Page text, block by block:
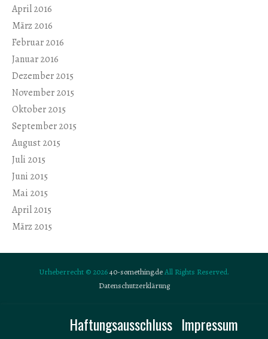
April 2016
März 2016
Februar 2016
Januar 2016
Dezember 2015
November 2015
Oktober 2015
September 2015
August 2015
Juli 2015
Juni 2015
Mai 2015
April 2015
März 2015
Urheberrecht © 202640-something.deAll Rights Reserved.
Datenschutzerklärung
Haftungsausschluss Impressum